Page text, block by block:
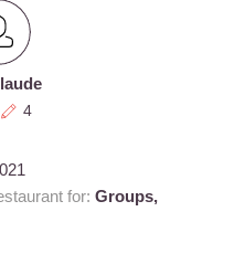
4
for: Groups,